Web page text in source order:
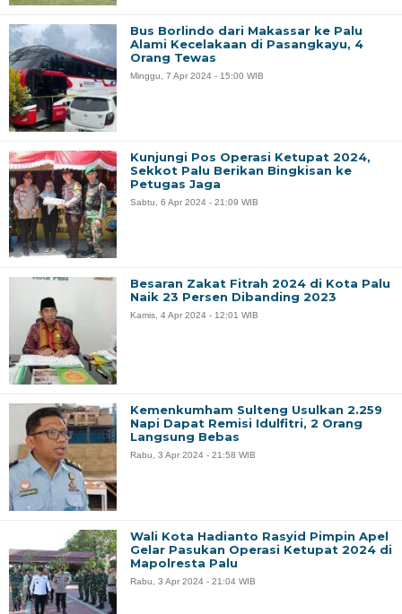
Bus Borlindo dari Makassar ke Palu
Alami Kecelakaan di Pasangkayu, 4
Orang Tewas
Minggu, 7 Apr 2024 - 15:00 WIB
Kunjungi Pos Operasi Ketupat 2024,
Sekkot Palu Berikan Bingkisan ke
Petugas Jaga
Sabtu, 6 Apr 2024 - 21:09 WIB
Besaran Zakat Fitrah 2024 di Kota Palu
Naik 23 Persen Dibanding 2023
Kamis, 4 Apr 2024 - 12:01 WIB
Kemenkumham Sulteng Usulkan 2.259
Napi Dapat Remisi Idulfitri, 2 Orang
Langsung Bebas
Rabu, 3 Apr 2024 - 21:58 WIB
Wali Kota Hadianto Rasyid Pimpin Apel
Gelar Pasukan Operasi Ketupat 2024 di
Mapolresta Palu
Rabu, 3 Apr 2024 - 21:04 WIB